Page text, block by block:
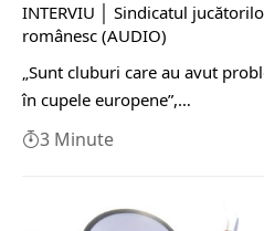
INTERVIU │ Sindicatul
românesc (AUDIO)
„Sunt cluburi care au avut
în cupele europene”,…
3 Minute